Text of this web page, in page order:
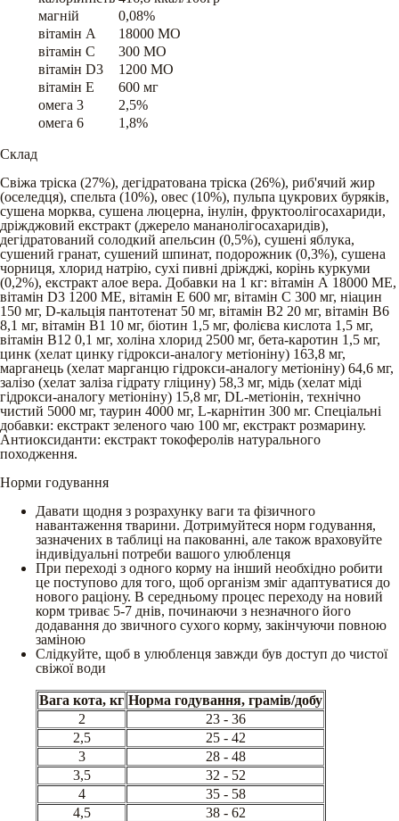
магній
0,08%
вітамін A
18000 МО
вітамін C
300 МО
вітамін D3
1200 МО
вітамін E
600 мг
омега 3
2,5%
омега 6
1,8%
Склад
Свіжа тріска (27%), дегідратована тріска (26%), риб'ячий жир
(оселедця), спельта (10%), овес (10%), пульпа цукрових буряків,
сушена морква, сушена люцерна, інулін, фруктоолігосахариди,
дріжджовий екстракт (джерело мананолігосахаридів),
дегідратований солодкий апельсин (0,5%), сушені яблука,
сушений гранат, сушений шпинат, подорожник (0,3%), сушена
чорниця, хлорид натрію, сухі пивні дріжджі, корінь куркуми
(0,2%), екстракт алое вера. Добавки на 1 кг: вітамін А 18000 ME,
вітамін D3 1200 ME, вітамін Е 600 мг, вітамін С 300 мг, ніацин
150 мг, D-кальція пантотенат 50 мг, вітамін В2 20 мг, вітамін В6
8,1 мг, вітамін B1 10 мг, біотин 1,5 мг, фолієва кислота 1,5 мг,
вітамін B12 0,1 мг, холіна хлорид 2500 мг, бета-каротин 1,5 мг,
цинк (хелат цинку гідрокси-аналогу метіоніну) 163,8 мг,
марганець (хелат марганцю гідрокси-аналогу метіоніну) 64,6 мг,
залізо (хелат заліза гідрату гліцину) 58,3 мг, мідь (хелат міді
гідрокси-аналогу метіоніну) 15,8 мг, DL-метіонін, технічно
чистий 5000 мг, таурин 4000 мг, L-карнітин 300 мг. Спеціальні
добавки: екстракт зеленого чаю 100 мг, екстракт розмарину.
Антиоксиданти: екстракт токоферолів натурального
походження.
Норми годування
Давати щодня з розрахунку ваги та фізичного
навантаження тварини. Дотримуйтеся норм годування,
зазначених в таблиці на пакованні, але також враховуйте
індивідуальні потреби вашого улюбленця
При переході з одного корму на інший необхідно робити
це поступово для того, щоб організм зміг адаптуватися до
нового раціону. В середньому процес переходу на новий
корм триває 5-7 днів, починаючи з незначного його
додавання до звичного сухого корму, закінчуючи повною
заміною
Слідкуйте, щоб в улюбленця завжди був доступ до чистої
свіжої води
Вага кота, кг Норма годування, грамів/добу
2
23 - 36
2,5
25 - 42
3
28 - 48
3,5
32 - 52
4
35 - 58
4,5
38 - 62